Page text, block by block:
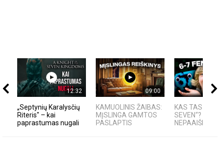
12:32
„Septynių Karalysčių
Riteris" – kai
paprastumas nugali
09:00
KAMUOLINIS ŽAIBAS:
MĮSLINGA GAMTOS
PASLAPTIS
KAS TAS „SIX-
SEVEN“?